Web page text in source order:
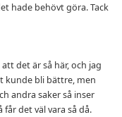
hade behövt göra. Tack
det är så här, och jag
kunde bli bättre, men
andra saker så inser
det väl vara så då.